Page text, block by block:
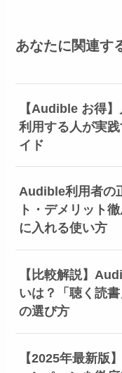
あなたに関連す
【Audible お得
利用する人が実
イド
Audible利用者の
ト・デメリット
に入れる使い方
【比較解説】
いは？「聴く読
の選び方
【2025年最新版